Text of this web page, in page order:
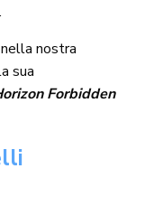
.
nostra
sua
Forbidden